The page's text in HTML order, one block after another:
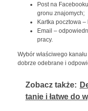
Post na
gronu znajomych;
Kartka pocztowa
Email –
pracy.
Wybór właściwego
dobrze odebrane i
Zobacz także:
tanie i łatwe do